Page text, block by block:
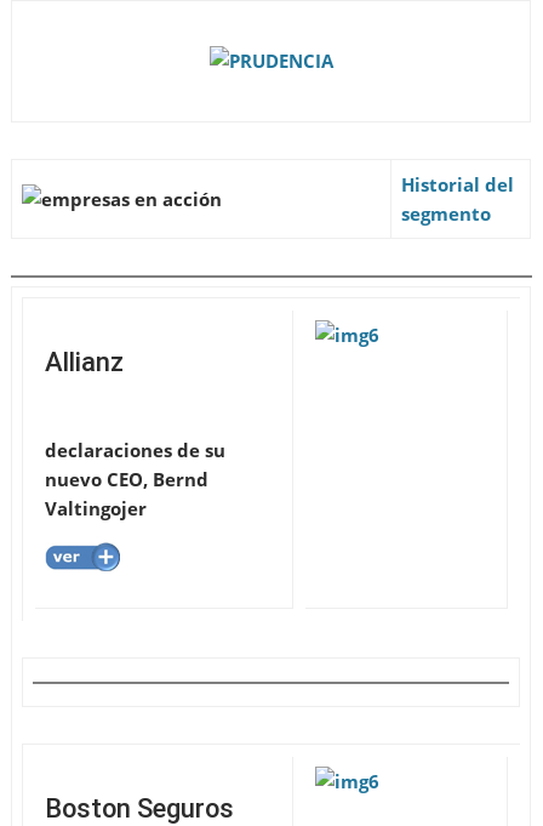
Historial del
segmento
Allianz
declaraciones de su
nuevo CEO, Bernd
Valtingojer
Boston Seguros